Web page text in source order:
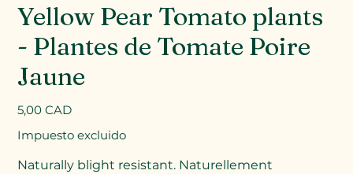
Yellow Pear Tomato plants
- Plantes de Tomate Poire
Jaune
Precio
5,00 CAD
Impuesto excluido
Naturally blight resistant. Naturellement